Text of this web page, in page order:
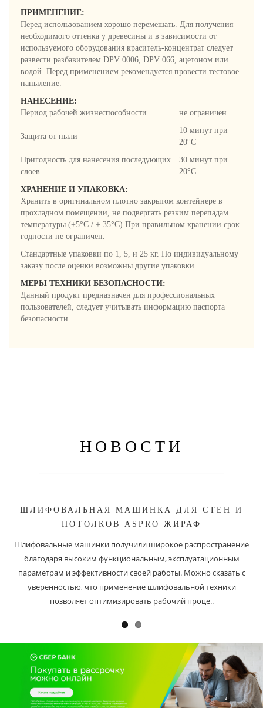
ПРИМЕНЕНИЕ:
Перед использованием хорошо перемешать. Для получения
необходимого оттенка у древесины и в зависимости от
используемого оборудования краситель-концентрат следует
развести разбавителем DPV 0006, DPV 066, ацетоном или
водой. Перед применением рекомендуется провести тестовое
напыление.
НАНЕСЕНИЕ:
Период рабочей жизнеспособности
не ограничен
Защита от пыли
10 минут при
20°C
Пригодность для нанесения последующих
слоев
30 минут при
20°C
ХРАНЕНИЕ И УПАКОВКА:
Хранить в оригинальном плотно закрытом контейнере в
прохладном помещении, не подвергать резким перепадам
температуры (+5°C / + 35°C).При правильном хранении срок
годности не ограничен.
Стандартные упаковки по 1, 5, и 25 кг. По индивидуальному
заказу после оценки возможны другие упаковки.
МЕРЫ ТЕХНИКИ БЕЗОПАСНОСТИ:
Данный продукт предназначен для профессиональных
пользователей, следует учитывать информацию паспорта
безопасности.
НОВОСТИ
ШЛИФОВАЛЬНАЯ МАШИНКА ДЛЯ СТЕН И
ПОТОЛКОВ ASPRO ЖИРАФ
Шлифовальные машинки получили широкое распространение
благодаря высоким функциональным, эксплуатационным
параметрам и эффективности своей работы. Можно сказать с
уверенностью, что применение шлифовальной техники
позволяет оптимизировать рабочий проце..